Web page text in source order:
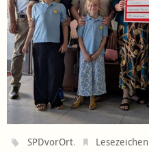
SPDvorOrt. Lesezeichen